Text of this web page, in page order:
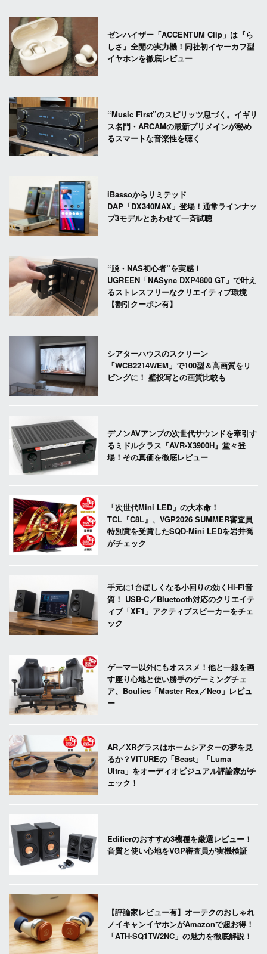
ゼンハイザー「ACCENTUM Clip」は『ら
しさ』全開の実力機！同社初イヤーカフ型
イヤホンを徹底レビュー
“Music First”のスピリッツ息づく。イギリ
ス名門・ARCAMの最新プリメインが秘め
るスマートな音楽性を聴く
iBassoからリミテッド
DAP「DX340MAX」登場！通常ラインナッ
プ3モデルとあわせて一斉試聴
“脱・NAS初心者”を実感！
UGREEN「NASync DXP4800 GT」で叶え
るストレスフリーなクリエイティブ環境
【割引クーポン有】
シアターハウスのスクリーン
「WCB2214WEM」で100型＆高画質をリ
ビングに！ 壁投写との画質比較も
デノンAVアンプの次世代サウンドを牽引す
るミドルクラス『AVR-X3900H』堂々登
場！その真価を徹底レビュー
「次世代Mini LED」の大本命！
TCL『C8L』、VGP2026 SUMMER審査員
特別賞を受賞したSQD-Mini LEDを岩井喬
がチェック
手元に1台ほしくなる小回りの効くHi-Fi音
質！ USB-C／Bluetooth対応のクリエイテ
ィブ「XF1」アクティブスピーカーをチェ
ック
ゲーマー以外にもオススメ！他と一線を画
す座り心地と使い勝手のゲーミングチェ
ア、Boulies「Master Rex／Neo」レビュ
ー
AR／XRグラスはホームシアターの夢を見
るか？VITUREの「Beast」「Luma
Ultra」をオーディオビジュアル評論家がチ
ェック！
Edifierのおすすめ3機種を厳選レビュー！
音質と使い心地をVGP審査員が実機検証
【評論家レビュー有】オーテクのおしゃれ
ノイキャンイヤホンがAmazonで超お得！
「ATH-SQ1TW2NC」の魅力を徹底解説！